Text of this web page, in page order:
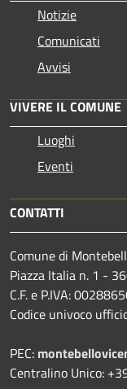
Notizie
Comunicati
Avvisi
VIVERE IL COMUNE
Luoghi
Eventi
CONTATTI
Comune di
Piazza Italia n. 1 -
C.F. e P.IVA:
Codice univoco
PEC:
Centralino Unico: